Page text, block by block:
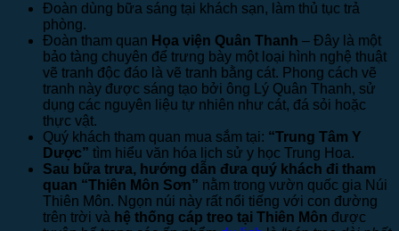
Đoàn dùng bữa sáng tại khách sạn, làm thủ tục trả
phòng.
Đoàn tham quan Họa viện Quân Thanh – Đây là một
bảo tàng chuyên để trưng bày một loại hình nghệ thuật
vẽ tranh độc đáo là vẽ tranh bằng cát. Phong cách vẽ
tranh này được sáng tạo bởi ông Lý Quân Thanh, sử
dụng các nguyên liệu tự nhiên như cát, đá sỏi hoặc
thực vật.
Quý khách tham quan mua sắm tại: “Trung Tâm Y
Dược” tìm hiểu văn hóa lịch sử y học Trung Hoa.
Sau bữa trưa, hướng dẫn đưa quý khách đi tham
quan “Thiên Môn Sơn” nằm trong vườn quốc gia Núi
Thiên Môn. Ngọn núi này rất nổi tiếng với con đường
trên trời và hệ thống cáp treo tại Thiên Môn được